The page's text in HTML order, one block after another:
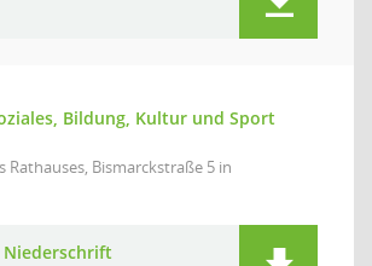
Bildung, Kultur und Sport
Rathauses, Bismarckstraße 5 in